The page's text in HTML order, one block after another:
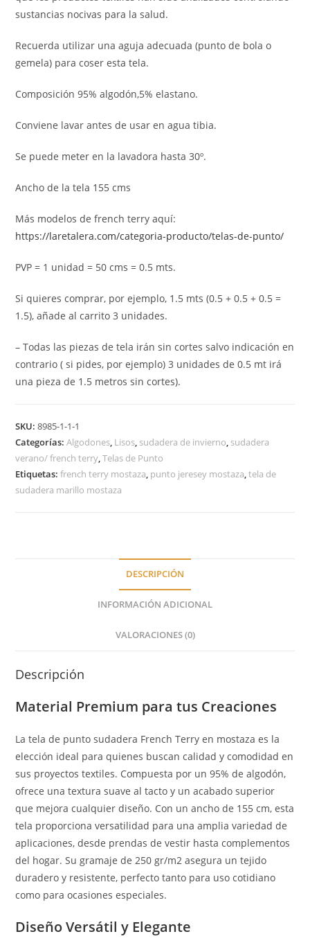
sustancias nocivas para la salud.
Recuerda utilizar una aguja adecuada (punto de bola o
gemela) para coser esta tela.
Composición 95% algodón,5% elastano.
Conviene lavar antes de usar en agua tibia.
Se puede meter en la lavadora hasta 30º.
Ancho de la tela 155 cms
Más modelos de french terry aquí:
https://laretalera.com/categoria-producto/telas-de-punto/
PVP = 1 unidad = 50 cms = 0.5 mts.
Si quieres comprar, por ejemplo, 1.5 mts (0.5 + 0.5 + 0.5 =
1.5), añade al carrito 3 unidades.
– Todas las piezas de tela irán sin cortes salvo indicación en
contrario ( si pides, por ejemplo) 3 unidades de 0.5 mt irá
una pieza de 1.5 metros sin cortes).
SKU:8985-1-1-1
Categorías:Algodones, Lisos, sudadera de invierno, sudadera
verano/ french terry,Telas de Punto
Etiquetas:french terry mostaza, punto jeresey mostaza,tela de
sudadera marillo mostaza
DESCRIPCIÓN
INFORMACIÓN ADICIONAL
VALORACIONES (0)
Descripción
Material Premium para tus Creaciones
La tela de punto sudadera French Terry en mostaza es la
elección ideal para quienes buscan calidad y comodidad en
sus proyectos textiles. Compuesta por un 95% de algodón,
ofrece una textura suave al tacto y un acabado superior
que mejora cualquier diseño. Con un ancho de 155 cm, esta
tela proporciona versatilidad para una amplia variedad de
aplicaciones, desde prendas de vestir hasta complementos
del hogar. Su gramaje de 250 gr/m2 asegura un tejido
duradero y resistente, perfecto tanto para uso cotidiano
como para ocasiones especiales.
Diseño Versátil y Elegante